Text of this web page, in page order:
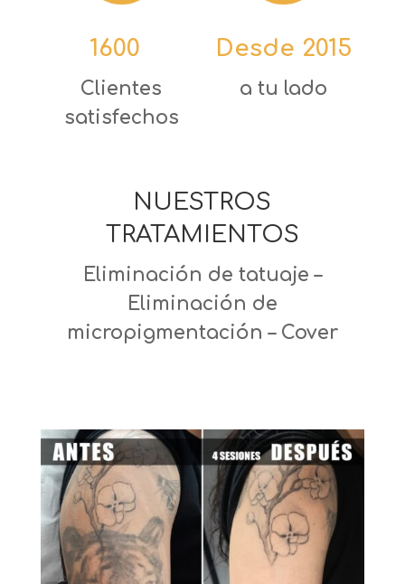
1600
Clientes
satisfechos
Desde 2015
a tu lado
NUESTROS
TRATAMIENTOS
Eliminación de tatuaje –
Eliminación de
micropigmentación – Cover